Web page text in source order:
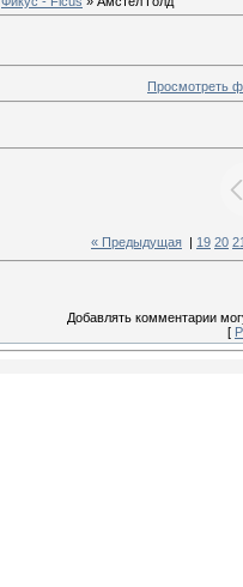
Просмотреть
« Предыдущая 19 20
Добавлять комментарии
[